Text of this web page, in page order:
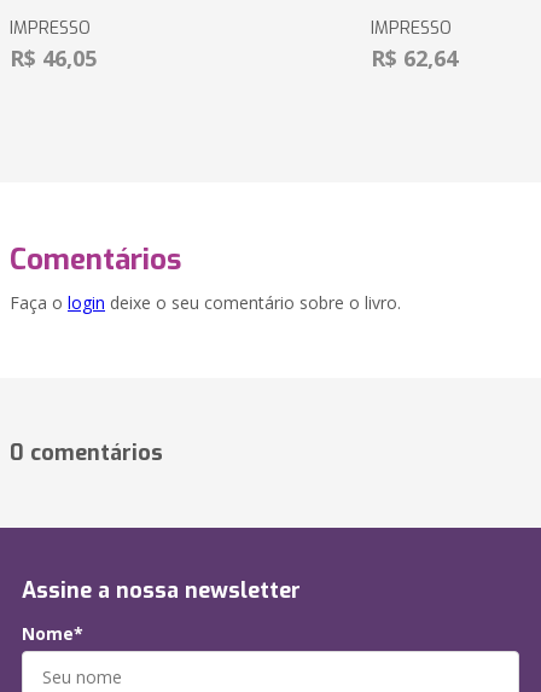
IMPRESSO
R$ 46,05
IMPRESSO
R$ 62,64
Comentários
Faça o login deixe o seu comentário sobre o livro.
0 comentários
Assine a nossa newsletter
Nome*